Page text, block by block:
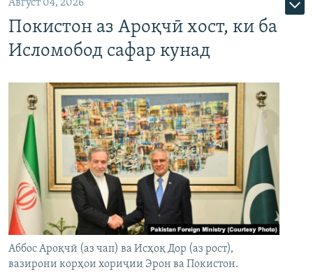
Август 04, 2026
Покистон аз Ароқчӣ хост, ки ба
Исломобод сафар кунад
Аббос Ароқчӣ (аз чап) ва Исҳоқ Дор (аз рост),
вазирони корҳои хориҷии Эрон ва Покистон.